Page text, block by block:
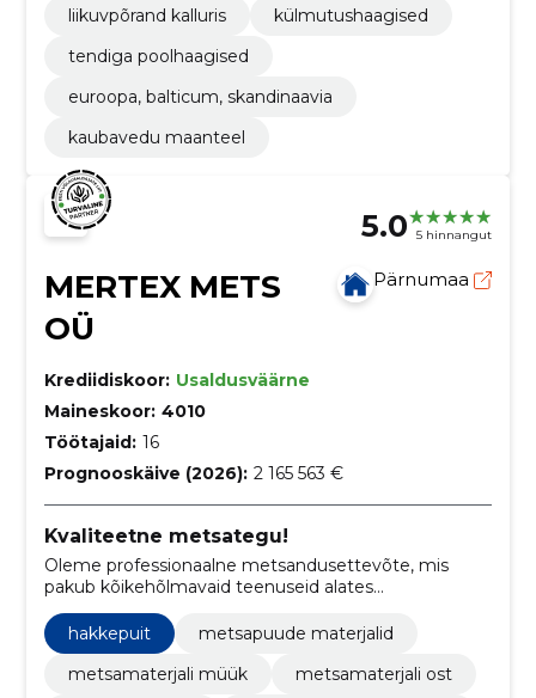
liikuvpõrand kalluris
külmutushaagised
tendiga poolhaagised
euroopa, balticum, skandinaavia
kaubavedu maanteel
5.0 5 hinnangut
MERTEX METS
OÜ
Pärnumaa
Krediidiskoor: Usaldusväärne
Maineskoor: 4010
Töötajaid: 16
Prognooskäive (2026): 2 165 563 €
Kvaliteetne metsategu!
Oleme professionaalne metsandusettevõte, mis
pakub kõikehõlmavaid teenuseid alates
metsamajandamiskavade koostamise ning
raieõiguse ostu kuni kvaliteetse hakkematerjali raie ja
kokkuveoni.
hakkepuit
metsapuude materjalid
metsamaterjali müük
metsamaterjali ost